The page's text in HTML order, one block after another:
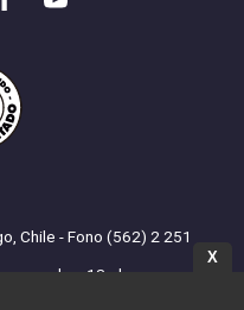
Chile - Fono (562) 2 251
13.cl
X